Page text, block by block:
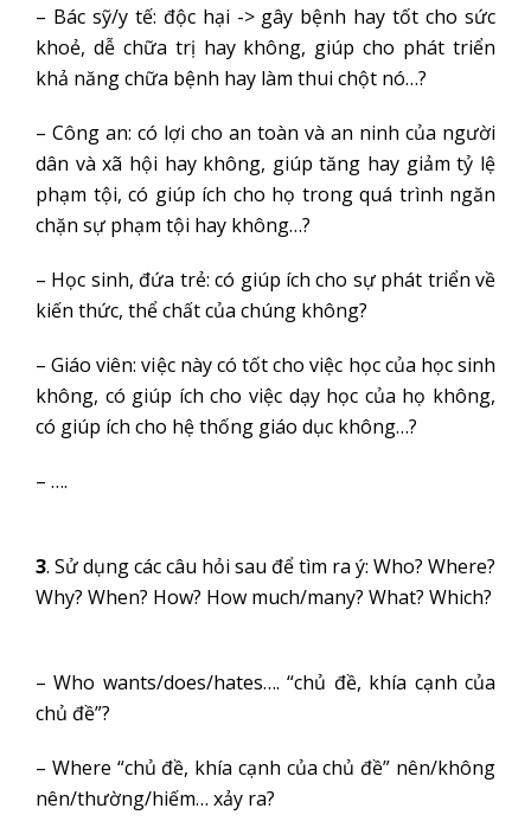
– Bác sỹ/y tế: độc hại -> gây bệnh hay tốt cho sức
khoẻ, dễ chữa trị hay không, giúp cho phát triển
khả năng chữa bệnh hay làm thui chột nó…?
– Công an: có lợi cho an toàn và an ninh của người
dân và xã hội hay không, giúp tăng hay giảm tỷ lệ
phạm tội, có giúp ích cho họ trong quá trình ngăn
chặn sự phạm tội hay không…?
– Học sinh, đứa trẻ: có giúp ích cho sự phát triển về
kiến thức, thể chất của chúng không?
– Giáo viên: việc này có tốt cho việc học của học sinh
không, có giúp ích cho việc dạy học của họ không,
có giúp ích cho hệ thống giáo dục không…?
– ….
3. Sử dụng các câu hỏi sau để tìm ra ý: Who? Where?
Why? When? How? How much/many? What? Which?
– Who wants/does/hates…. “chủ đề, khía cạnh của
chủ đề”?
– Where “chủ đề, khía cạnh của chủ đề” nên/không
nên/thường/hiếm… xảy ra?